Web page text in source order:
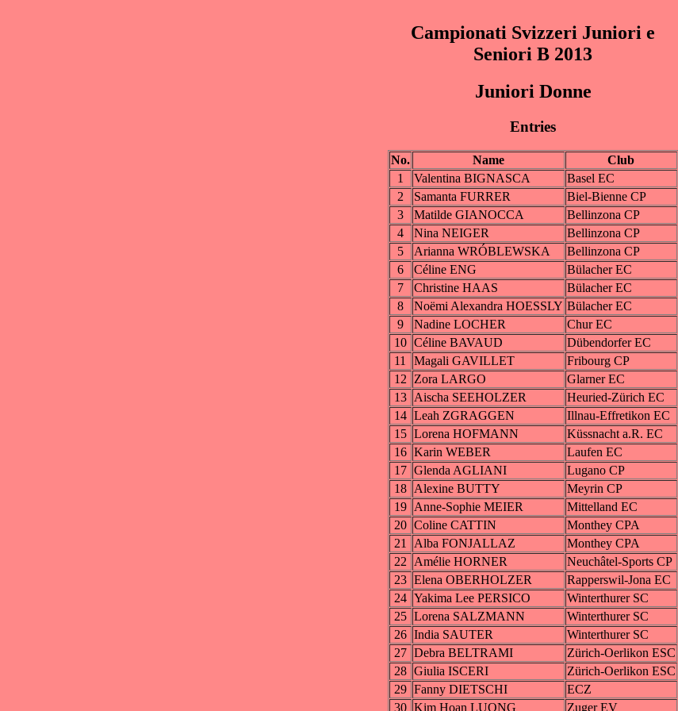
Campionati Svizzeri Juniori e
Seniori B 2013
Juniori Donne
Entries
No. Name
Club
1
Valentina BIGNASCA
Basel EC
2
Samanta FURRER
Biel-Bienne CP
3
Matilde GIANOCCA
Bellinzona CP
4
Nina NEIGER
Bellinzona CP
5
Arianna WRÓBLEWSKA
Bellinzona CP
6
Céline ENG
Bülacher EC
7
Christine HAAS
Bülacher EC
8
Noëmi Alexandra HOESSLY Bülacher EC
9
Nadine LOCHER
Chur EC
10 Céline BAVAUD
Dübendorfer EC
11
Magali GAVILLET
Fribourg CP
12 Zora LARGO
Glarner EC
13 Aischa SEEHOLZER
Heuried-Zürich EC
14 Leah ZGRAGGEN
Illnau-Effretikon EC
15 Lorena HOFMANN
Küssnacht a.R. EC
16 Karin WEBER
Laufen EC
17 Glenda AGLIANI
Lugano CP
18 Alexine BUTTY
Meyrin CP
19 Anne-Sophie MEIER
Mittelland EC
20 Coline CATTIN
Monthey CPA
21 Alba FONJALLAZ
Monthey CPA
22 Amélie HORNER
Neuchâtel-Sports CP
23 Elena OBERHOLZER
Rapperswil-Jona EC
24 Yakima Lee PERSICO
Winterthurer SC
25 Lorena SALZMANN
Winterthurer SC
26 India SAUTER
Winterthurer SC
27 Debra BELTRAMI
Zürich-Oerlikon ESC
28 Giulia ISCERI
Zürich-Oerlikon ESC
29 Fanny DIETSCHI
ECZ
30 Kim Hoan LUONG Zuger EV